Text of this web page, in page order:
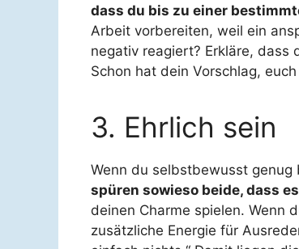
dass du bis zu einer
Arbeit vorbereiten, weil ein
negativ reagiert? Erkläre,
Schon hat dein Vorschlag,
3. Ehrlich sein
Wenn du selbstbewusst
spüren sowieso beide, dass
deinen Charme spielen. Wenn
zusätzliche Energie für